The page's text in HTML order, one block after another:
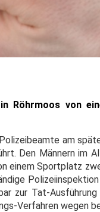
Röhrmoos von
am
Den Männern im
einem Sportplatz
zur Tat-
Verfahren wegen